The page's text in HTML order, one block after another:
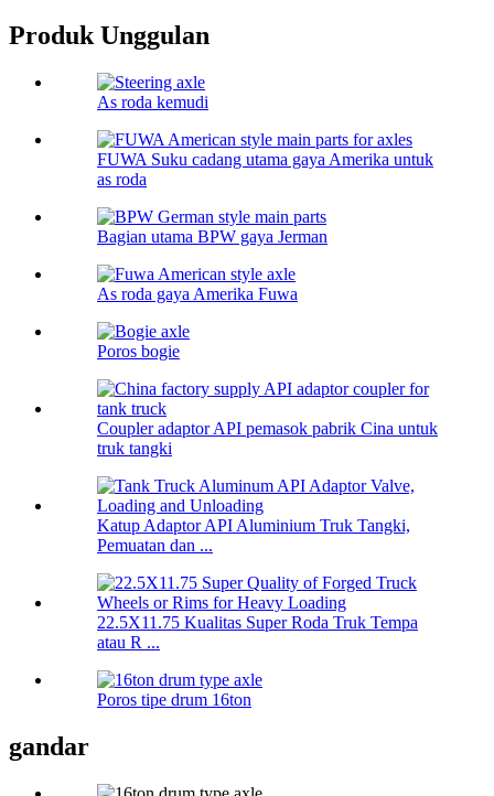
Produk Unggulan
As roda kemudi
FUWA Suku cadang utama gaya Amerika untuk
as roda
Bagian utama BPW gaya Jerman
As roda gaya Amerika Fuwa
Poros bogie
Coupler adaptor API pemasok pabrik Cina untuk
truk tangki
Katup Adaptor API Aluminium Truk Tangki,
Pemuatan dan ...
22.5X11.75 Kualitas Super Roda Truk Tempa
atau R ...
Poros tipe drum 16ton
gandar